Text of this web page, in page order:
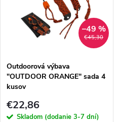
€45,30
–49 %
Outdoorová výbava
"OUTDOOR ORANGE" sada 4
kusov
€22,86
Skladom (dodanie 3-7 dní)